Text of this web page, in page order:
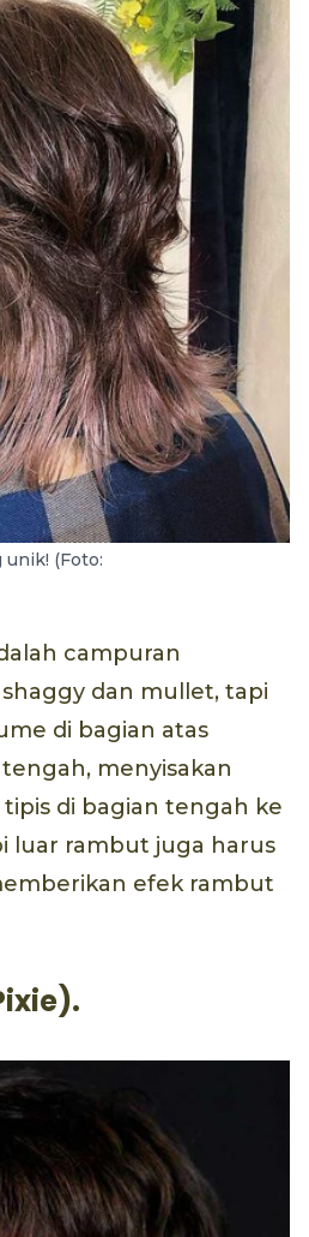
unik! (Foto:
campuran
dan mullet, tapi
di bagian atas
menyisakan
di bagian tengah ke
luar rambut juga harus
efek rambut